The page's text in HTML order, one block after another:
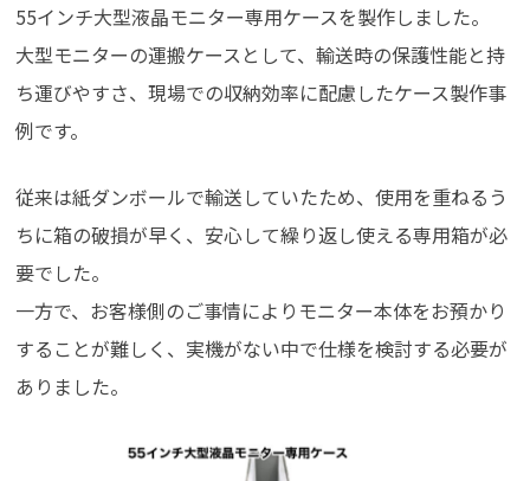
55インチ大型液晶モニター専用ケースを製作しました。
大型モニターの運搬ケースとして、輸送時の保護性能と持
ち運びやすさ、現場での収納効率に配慮したケース製作事
例です。
従来は紙ダンボールで輸送していたため、使用を重ねるう
ちに箱の破損が早く、安心して繰り返し使える専用箱が必
要でした。
一方で、お客様側のご事情によりモニター本体をお預かり
することが難しく、実機がない中で仕様を検討する必要が
ありました。